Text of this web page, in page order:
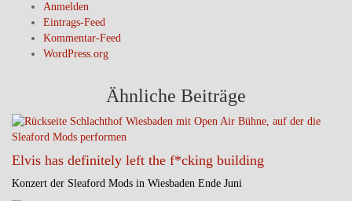
Anmelden
Eintrags-Feed
Kommentar-Feed
WordPress.org
Ähnliche Beiträge
Elvis has definitely left the f*cking building
Konzert der Sleaford Mods in Wiesbaden Ende Juni